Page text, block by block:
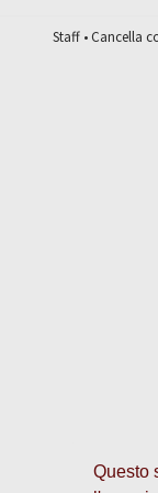
Questo
Staff•Cancella